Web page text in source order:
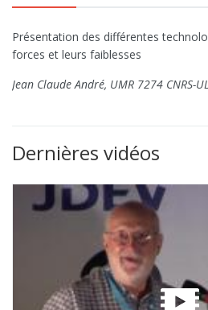
Présentation des différentes
forces et leurs faiblesses
Jean Claude André, UMR 7274 CNRS-
Dernières vidéos